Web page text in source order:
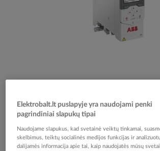
the
beginning
the
Keitiklis dažnio 4kW 8.9A 400V IP20
04-09A5-4 - ABB
Elektrobalt.lt puslapyje yra naudojami penki
pagrindiniai slapukų tipai
Naudojame slapukus, kad svetainė veiktų tinkamai,
skelbimus, teiktų socialinės medijos funkcijas ir
dalijamės informacija apie tai, kaip naudojatės mūsų